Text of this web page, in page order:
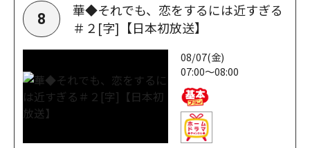
8
華◆それでも、恋をするには近すぎる
＃２[字]【日本初放送】
08/07(金)
07:00～08:00